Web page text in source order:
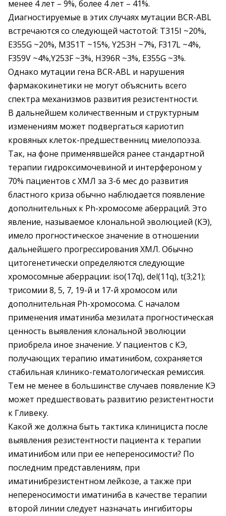
менее 4 лет – 9%, более 4 лет – 41%.
Диагностируемые в этих случаях мутации BCR-ABL
встречаются со следующей частотой: T315I ~20%,
E355G ~20%, M351T ~15%, Y253H ~7%, F317L ~4%,
F359V ~4%,Y253F ~3%, H396R ~3%, E355G ~3%.
Однако мутации гена BCR-ABL и нарушения
фармакокинетики не могут объяснить всего
спектра механизмов развития резистентности.
В дальнейшем количественным и структурным
изменениям может подвергаться кариотип
кровяных клеток-предшественниц миелопоэза.
Так, на фоне применявшейся ранее стандартной
терапии гидроксимочевиной и интерфероном у
70% пациентов с ХМЛ за 3-6 мес до развития
бластного криза обычно наблюдается появление
дополнительных к Ph-хромосоме аберраций. Это
явление, называемое клональной эволюцией (КЭ),
имело прогностическое значение в отношении
дальнейшего прогрессирования ХМЛ. Обычно
цитогенетически определяются следующие
хромосомные аберрации: iso(17q), del(11q), t(3;21);
трисомии 8, 5, 7, 19-й и 17-й хромосом или
дополнительная Ph-хромосома. С началом
применения иматиниба мезилата прогностическая
ценность выявления клональной эволюции
приобрела иное значение. У пациентов с КЭ,
получающих терапию иматинибом, сохраняется
стабильная клинико-гематологическая ремиссия.
Тем не менее в большинстве случаев появление КЭ
может предшествовать развитию резистентности
к Гливеку.
Какой же должна быть тактика клинициста после
выявления резистентности пациента к терапии
иматинибом или при ее непереносимости? По
последним представлениям, при
иматинибрезистентном лейкозе, а также при
непереносимости иматиниба в качестве терапии
второй линии следует назначать ингибиторы